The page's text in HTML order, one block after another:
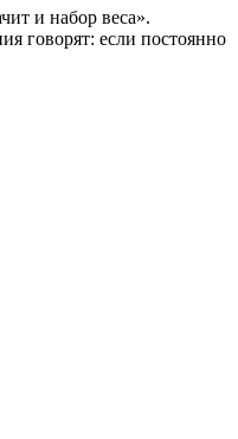
и набор веса».
говорят: если постоянно